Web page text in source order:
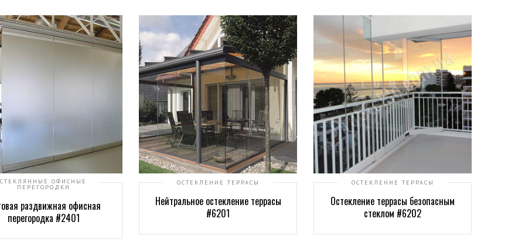
СТЕКЛЯННЫЕ ОФИСНЫЕ
ПЕРЕГОРОДКИ
раздвижная офисная
перегородка #2401
ОСТЕКЛЕНИЕ ТЕРРАСЫ
Нейтральное остекление террасы
#6201
ОСТЕКЛЕНИЕ ТЕРРАСЫ
Остекление террасы безопасным
стеклом #6202